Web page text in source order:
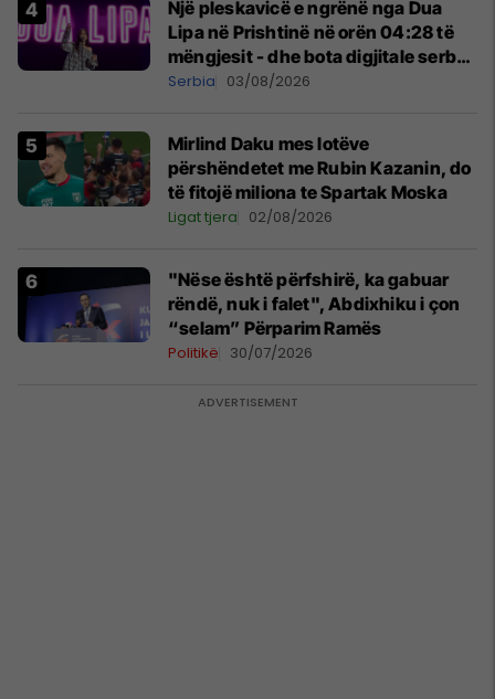
Një pleskavicë e ngrënë nga Dua
Lipa në Prishtinë në orën 04:28 të
mëngjesit - dhe bota digjitale serbe
shpall gjendjen e luftës
Serbia 03/08/2026
Mirlind Daku mes lotëve
përshëndetet me Rubin Kazanin, do
të fitojë miliona te Spartak Moska
Ligat tjera 02/08/2026
"Nëse është përfshirë, ka gabuar
rëndë, nuk i falet", Abdixhiku i çon
“selam” Përparim Ramës
Politikë 30/07/2026